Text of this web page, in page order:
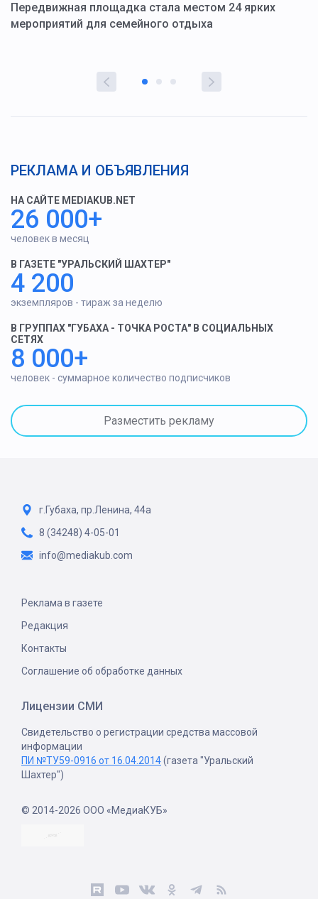
Передвижная площадка стала местом 24 ярких
мероприятий для семейного отдыха
РЕКЛАМА И ОБЪЯВЛЕНИЯ
НА САЙТЕ MEDIAKUB.NET
26 000+
человек в месяц
В ГАЗЕТЕ "УРАЛЬСКИЙ ШАХТЕР"
4 200
экземпляров - тираж за неделю
В ГРУППАХ "ГУБАХА - ТОЧКА РОСТА" В СОЦИАЛЬНЫХ
СЕТЯХ
8 000+
человек - суммарное количество подписчиков
Разместить рекламу
г.Губаха, пр.Ленина, 44а
8 (34248) 4-05-01
info@mediakub.com
Реклама в газете
Редакция
Контакты
Соглашение об обработке данных
Лицензии СМИ
Свидетельство о регистрации средства массовой
информации
ПИ №ТУ59-0916 от 16.04.2014(газета "Уральский
Шахтер")
© 2014-2026 ООО «МедиаКУБ»